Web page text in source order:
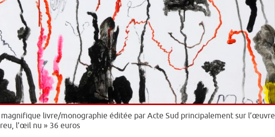
livre/monographie éditée par Acte Sud principalement sur l’œuvre
l’œil nu » 36 euros